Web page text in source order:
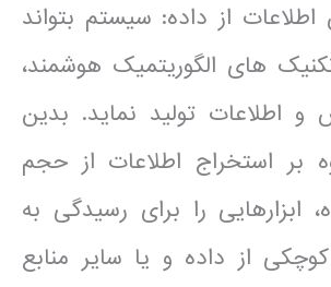
از داده: سیستم بتواند
های الگوریتمیک هوشمند،
و اطلاعات تولید نماید. بدین
بر استخراج اطلاعات از حجم
ابزارهایی را برای رسیدگی به
از داده و یا سایر منابع